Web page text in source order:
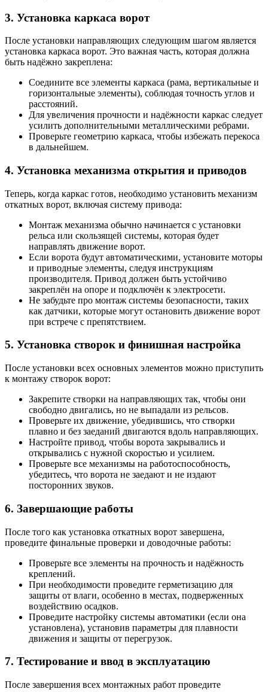
3. Установка каркаса ворот
После установки направляющих следующим шагом является
установка каркаса ворот. Это важная часть, которая должна
быть надёжно закреплена:
Соедините все элементы каркаса (рама, вертикальные и
горизонтальные элементы), соблюдая точность углов и
расстояний.
Для увеличения прочности и надёжности каркас следует
усилить дополнительными металлическими ребрами.
Проверьте геометрию каркаса, чтобы избежать перекоса
в дальнейшем.
4. Установка механизма открытия и приводов
Теперь, когда каркас готов, необходимо установить механизм
откатных ворот, включая систему привода:
Монтаж механизма обычно начинается с установки
рельса или скользящей системы, которая будет
направлять движение ворот.
Если ворота будут автоматическими, установите моторы
и приводные элементы, следуя инструкциям
производителя. Привод должен быть устойчиво
закреплён на опоре и подключён к электросети.
Не забудьте про монтаж системы безопасности, таких
как датчики, которые могут остановить движение ворот
при встрече с препятствием.
5. Установка створок и финишная настройка
После установки всех основных элементов можно приступить
к монтажу створок ворот:
Закрепите створки на направляющих так, чтобы они
свободно двигались, но не выпадали из рельсов.
Проверьте их движение, убедившись, что створки
плавно и без заеданий двигаются вдоль направляющих.
Настройте привод, чтобы ворота закрывались и
открывались с нужной скоростью и усилием.
Проверьте все механизмы на работоспособность,
убедитесь, что ворота не заедают и не издают
посторонних звуков.
6. Завершающие работы
После того как установка откатных ворот завершена,
проведите финальные проверки и доводочные работы:
Проверьте все элементы на прочность и надёжность
креплений.
При необходимости проведите герметизацию для
защиты от влаги, особенно в местах, подверженных
воздействию осадков.
Проведите настройку системы автоматики (если она
установлена), установив параметры для плавности
движения и защиты от перегрузок.
7. Тестирование и ввод в эксплуатацию
После завершения всех монтажных работ проведите